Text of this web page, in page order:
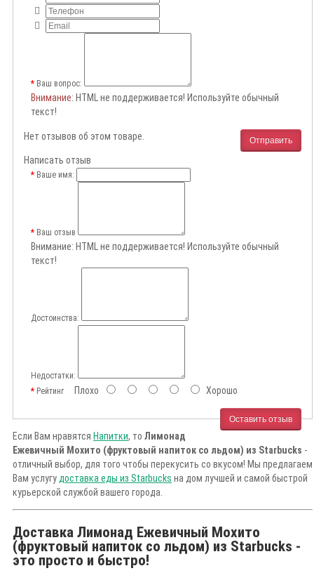
Ваш вопрос:
Внимание: HTML не поддерживается! Используйте обычный
текст!
Отправить
Нет отзывов об этом товаре.
Написать отзыв
Ваше имя:
Ваш отзыв
Внимание: HTML не поддерживается! Используйте обычный
текст!
Достоинства:
Недостатки:
РейтингПлохо Хорошо
Оставить отзыв
Если Вам нравятся Напитки, то Лимонад
Ежевичный Мохито (фруктовый напиток со льдом) из Starbucks -
отличный выбор, для того чтобы перекусить со вкусом! Мы предлагаем
Вам услугу доставка еды из Starbucks на дом лучшей и самой быстрой
курьерской службой вашего города.
Доставка Лимонад Ежевичный Мохито
(фруктовый напиток со льдом) из Starbucks -
это просто и быстро!